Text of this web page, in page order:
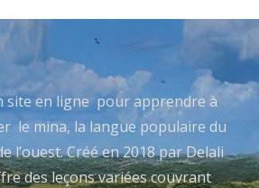
site en ligne pour apprendre à
le mina, la langue populaire du
l’ouest. Créé en 2018 par Delali
des leçons variées couvrant